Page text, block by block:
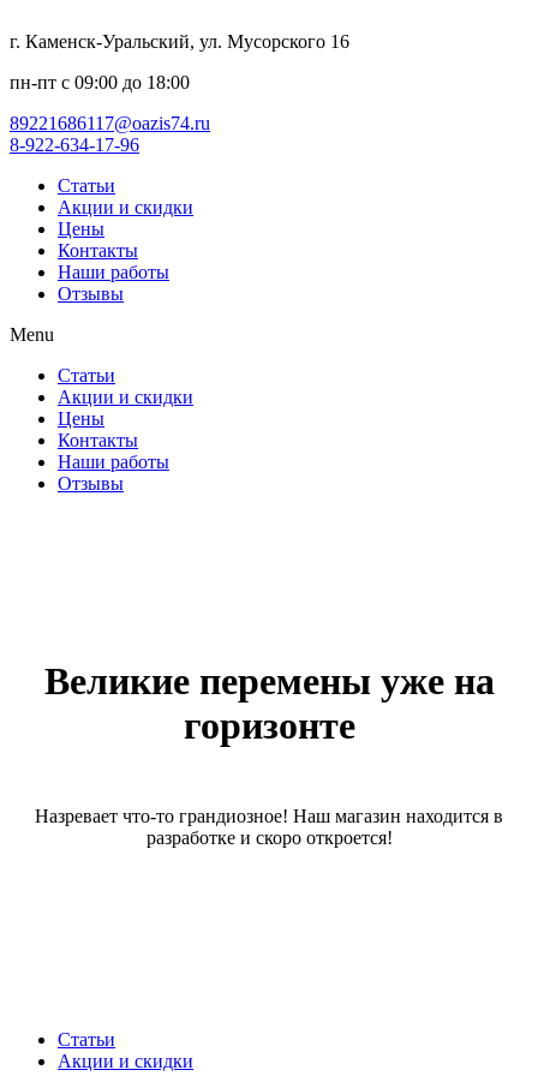
г. Каменск-Уральский, ул. Мусорского 16
пн-пт с 09:00 до 18:00
89221686117@oazis74.ru
8-922-634-17-96
Статьи
Акции и скидки
Цены
Контакты
Наши работы
Отзывы
Menu
Статьи
Акции и скидки
Цены
Контакты
Наши работы
Отзывы
Великие перемены уже на
горизонте
Назревает что-то грандиозное! Наш магазин находится в
разработке и скоро откроется!
Статьи
Акции и скидки